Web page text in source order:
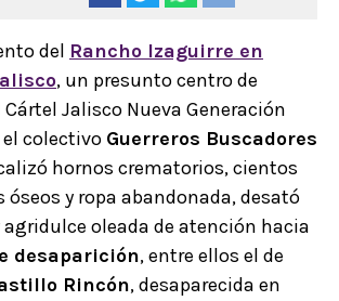
del Rancho Izaguirre en
, un presunto centro de
Jalisco Nueva Generación
el colectivo Guerreros Buscadores
hornos crematorios, cientos
y ropa abandonada, desató
oleada de atención hacia
desaparición, entre ellos el de
Rincón, desaparecida en